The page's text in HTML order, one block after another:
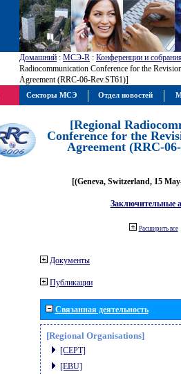
Домашний : МСЭ-R : Конференции и
Radiocommunication Conference for the
Agreement (RRC-06-Rev.ST61)]
[Regional
Conference for the
Agreement (RRC-
[(Geneva, Switzerland, 15
Заключительные
Расширить все
Документы
Публикации
Связанная деятельность
[Regional Organisations]
[CEPT]
[EBU]
Секторы МСЭ Отдел новостей